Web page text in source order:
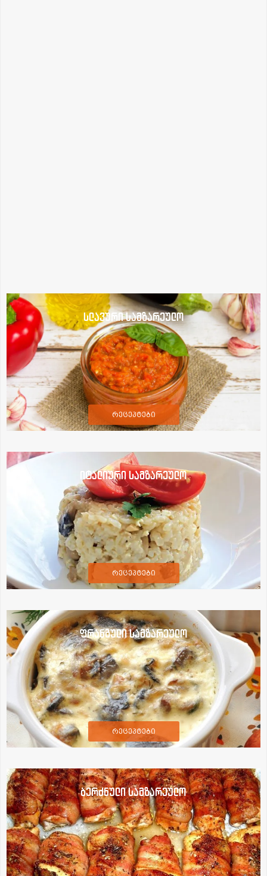
სლავური სამზარეულო
რეცეპტები
იტალიური სამზარეულო
რეცეპტები
ფრანგული სამზარეულო
რეცეპტები
ბერძნული სამზარეულო